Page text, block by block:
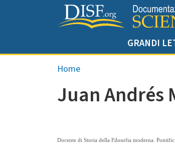
Salta al contenuto principale
GRANDI
Briciole di pane
Home
Juan Andrés
Docente di Storia della Filosofia moderna.